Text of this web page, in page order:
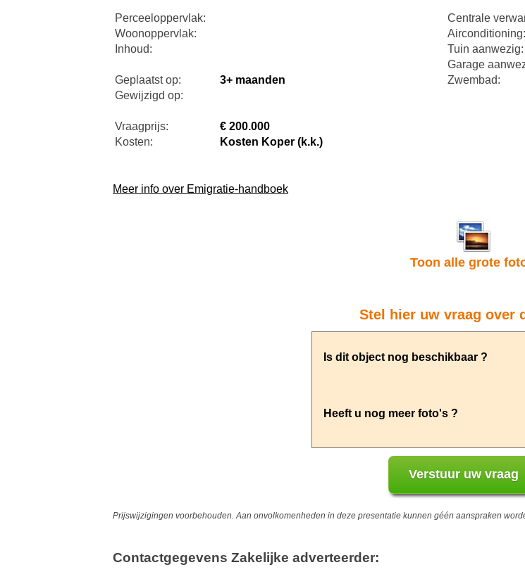
Perceeloppervlak:
Woonoppervlak:
Inhoud:
Geplaatst op:
3+ maanden
Gewijzigd op:
Vraagprijs:
€ 200.000
Kosten:
Kosten Koper (k.k.)
Centrale
Airconditioning:
Tuin aanwezig:
Garage
Zwembad:
Meer info over Emigratie-handboek
Toon alle grote
Stel hier uw vraag over
Prijswijzigingen voorbehouden. Aan onvolkomenheden in deze presentatie kunnen géén aanspraken
Contactgegevens Zakelijke adverteerder: